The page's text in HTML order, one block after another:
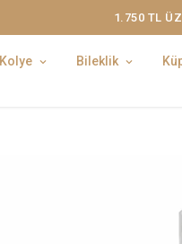
1.750 TL
Kolye Bileklik